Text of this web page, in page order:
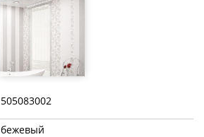
505083002
бежевый